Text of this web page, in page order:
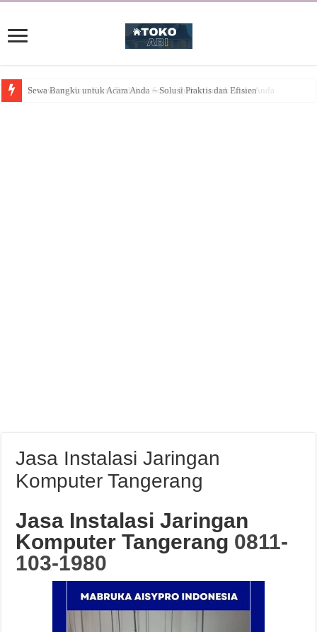
Sewa Bangku untuk Acara Anda – Solusi Praktis dan Efisien
Jasa Instalasi Jaringan
Komputer Tangerang
Jasa Instalasi Jaringan
Komputer Tangerang 0811-
103-1980